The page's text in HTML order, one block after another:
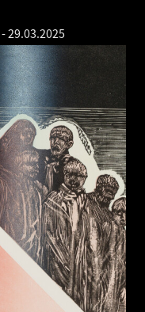
-29.03.2025